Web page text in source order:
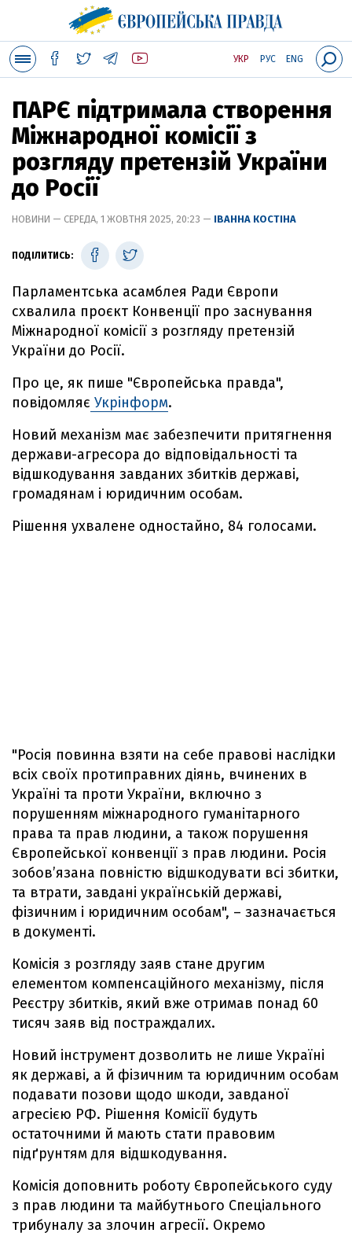
УКР РУС ENG
ПАРЄ підтримала створення
Міжнародної комісії з
розгляду претензій України
до Росії
НОВИНИ — СЕРЕДА, 1 ЖОВТНЯ 2025, 20:23 — ІВАННА КОСТІНА
ПОДІЛИТИСЬ:
Парламентська асамблея Ради Європи
схвалила проєкт Конвенції про заснування
Міжнародної комісії з розгляду претензій
України до Росії.
Про це, як пише "Європейська правда",
повідомляє Укрінформ.
Новий механізм має забезпечити притягнення
держави-агресора до відповідальності та
відшкодування завданих збитків державі,
громадянам і юридичним особам.
Рішення ухвалене одностайно, 84 голосами.
"Росія повинна взяти на себе правові наслідки
всіх своїх протиправних діянь, вчинених в
Україні та проти України, включно з
порушенням міжнародного гуманітарного
права та прав людини, а також порушення
Європейської конвенції з прав людини. Росія
зобов’язана повністю відшкодувати всі збитки,
та втрати, завдані українській державі,
фізичним і юридичним особам", – зазначається
в документі.
Комісія з розгляду заяв стане другим
елементом компенсаційного механізму, після
Реєстру збитків, який вже отримав понад 60
тисяч заяв від постраждалих.
Новий інструмент дозволить не лише Україні
як державі, а й фізичним та юридичним особам
подавати позови щодо шкоди, завданої
агресією РФ. Рішення Комісії будуть
остаточними й мають стати правовим
підґрунтям для відшкодування.
Комісія доповнить роботу Європейського суду
з прав людини та майбутнього Спеціального
трибуналу за злочин агресії. Окремо